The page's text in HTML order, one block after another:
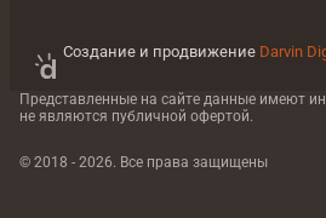
Создание и продвижение Darvin
Представленные на сайте данные имеют
не являются публичной офертой.
© 2018 - 2026. Все права защищены